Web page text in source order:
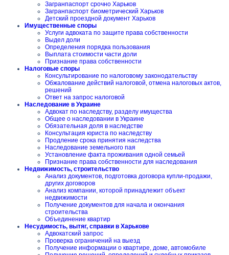
Загранпаспорт срочно Харьков
Загранпаспорт биометрический Харьков
Детский проездной документ Харьков
Имущественные споры
Услуги адвоката по защите права собственности
Выдел доли
Определения порядка пользования
Выплата стоимости части доли
Признание права собственности
Налоговые споры
Консультирование по налоговому законодательству
Обжалование действий налоговой, отмена налоговых актов,
решений
Ответ на запрос налоговой
Наследование в Украине
Адвокат по наследству, разделу имущества
Общее о наследовании в Украине
Обязательная доля в наследстве
Консультация юриста по наследству
Продление срока принятия наследства
Наследование земельного пая
Установление факта проживания одной семьей
Признание права собственности для наследования
Недвижимость, строительство
Анализ документов, подготовка договора купли-продажи,
других договоров
Анализ компании, которой принадлежит объект
недвижимости
Получение документов для начала и окончания
строительства
Объединение квартир
Несудимость, вытяг, справки в Харькове
Адвокатский запрос
Проверка ограничений на выезд
Получение информации о квартире, доме, автомобиле